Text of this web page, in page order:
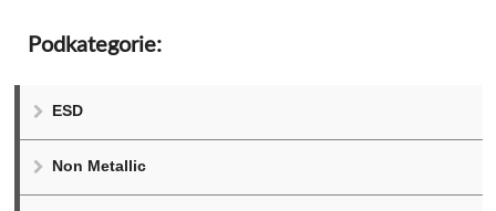
Podkategorie:
ESD
Non Metallic